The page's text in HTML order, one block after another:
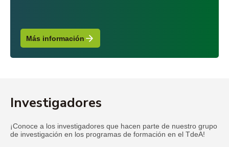
Más información
Investigadores
¡Conoce a los investigadores que hacen parte de nuestro grupo
de investigación en los programas de formación en el TdeA!